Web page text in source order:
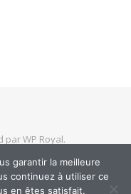
parWP Royal.
garantir la meilleure
continuez à utiliser ce
en êtes satisfait.